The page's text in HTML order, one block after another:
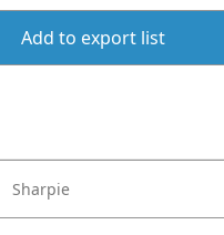
Add to export list
Sharpie